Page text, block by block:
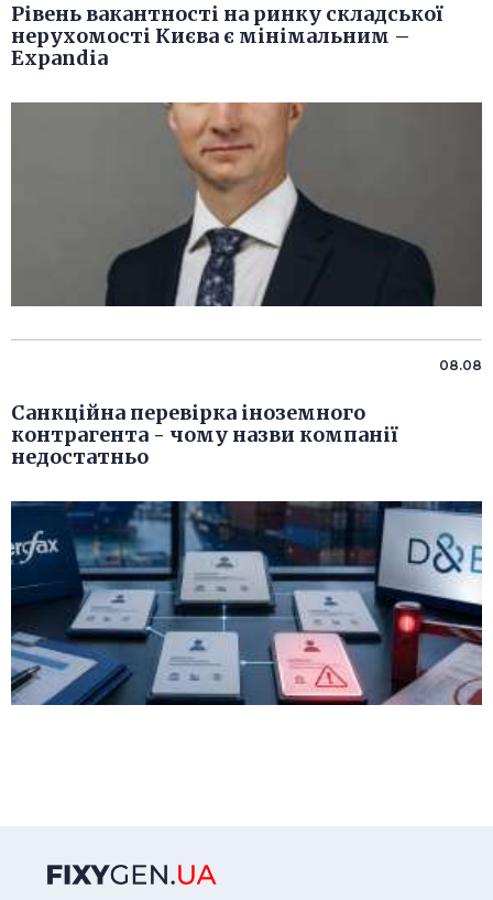
Рівень вакантності на ринку складської
нерухомості Києва є мінімальним –
Expandia
08.08
Санкційна перевірка іноземного
контрагента - чому назви компанії
недостатньо